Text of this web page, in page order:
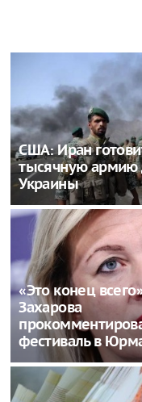
США: Иран
тысячную армию
Украины
«Это конец
Захарова
фестиваль в